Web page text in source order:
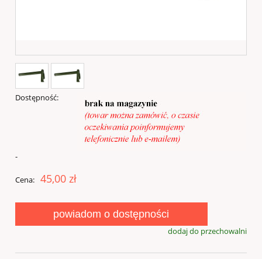
Dostępność:
-
Cena: 45,00 zł
powiadom o dostępności
dodaj do przechowalni